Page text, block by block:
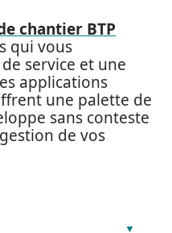
chantier BTP
qui vous
service et une
applications
une palette de
sans conteste
de vos